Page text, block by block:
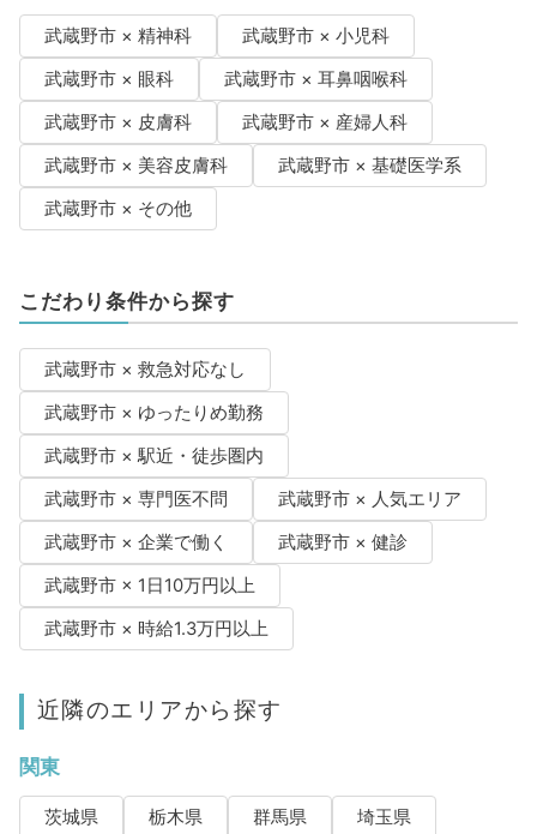
武蔵野市 × 精神科
武蔵野市 × 小児科
武蔵野市 × 眼科
武蔵野市 × 耳鼻咽喉科
武蔵野市 × 皮膚科
武蔵野市 × 産婦人科
武蔵野市 × 美容皮膚科
武蔵野市 × 基礎医学系
武蔵野市 × その他
こだわり条件から探す
武蔵野市 × 救急対応なし
武蔵野市 × ゆったりめ勤務
武蔵野市 × 駅近・徒歩圏内
武蔵野市 × 専門医不問
武蔵野市 × 人気エリア
武蔵野市 × 企業で働く
武蔵野市 × 健診
武蔵野市 × 1日10万円以上
武蔵野市 × 時給1.3万円以上
近隣のエリアから探す
関東
茨城県 栃木県 群馬県
埼玉県